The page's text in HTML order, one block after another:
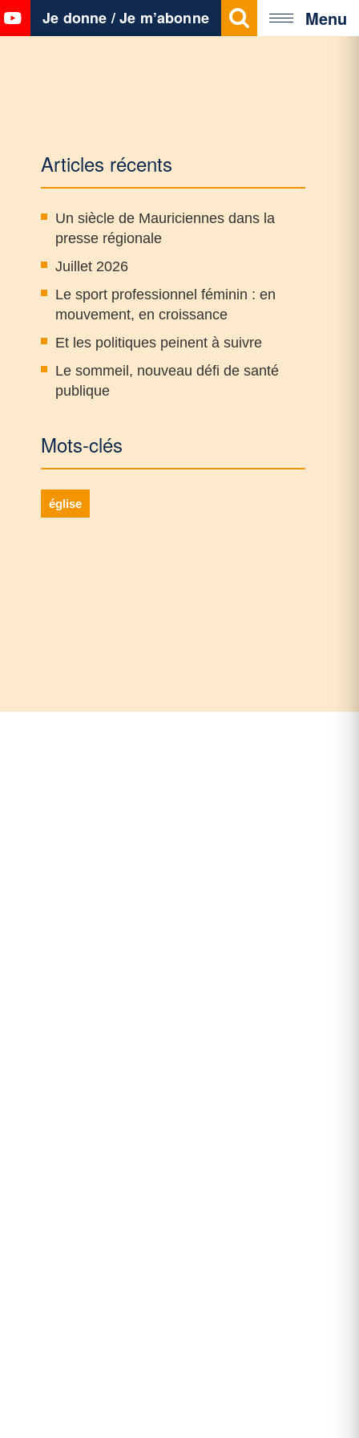
Je donne / Je m’abonne Menu
Articles récents
Un siècle de Mauriciennes dans la
presse régionale
Juillet 2026
Le sport professionnel féminin : en
mouvement, en croissance
Et les politiques peinent à suivre
Le sommeil, nouveau défi de santé
publique
Mots-clés
église